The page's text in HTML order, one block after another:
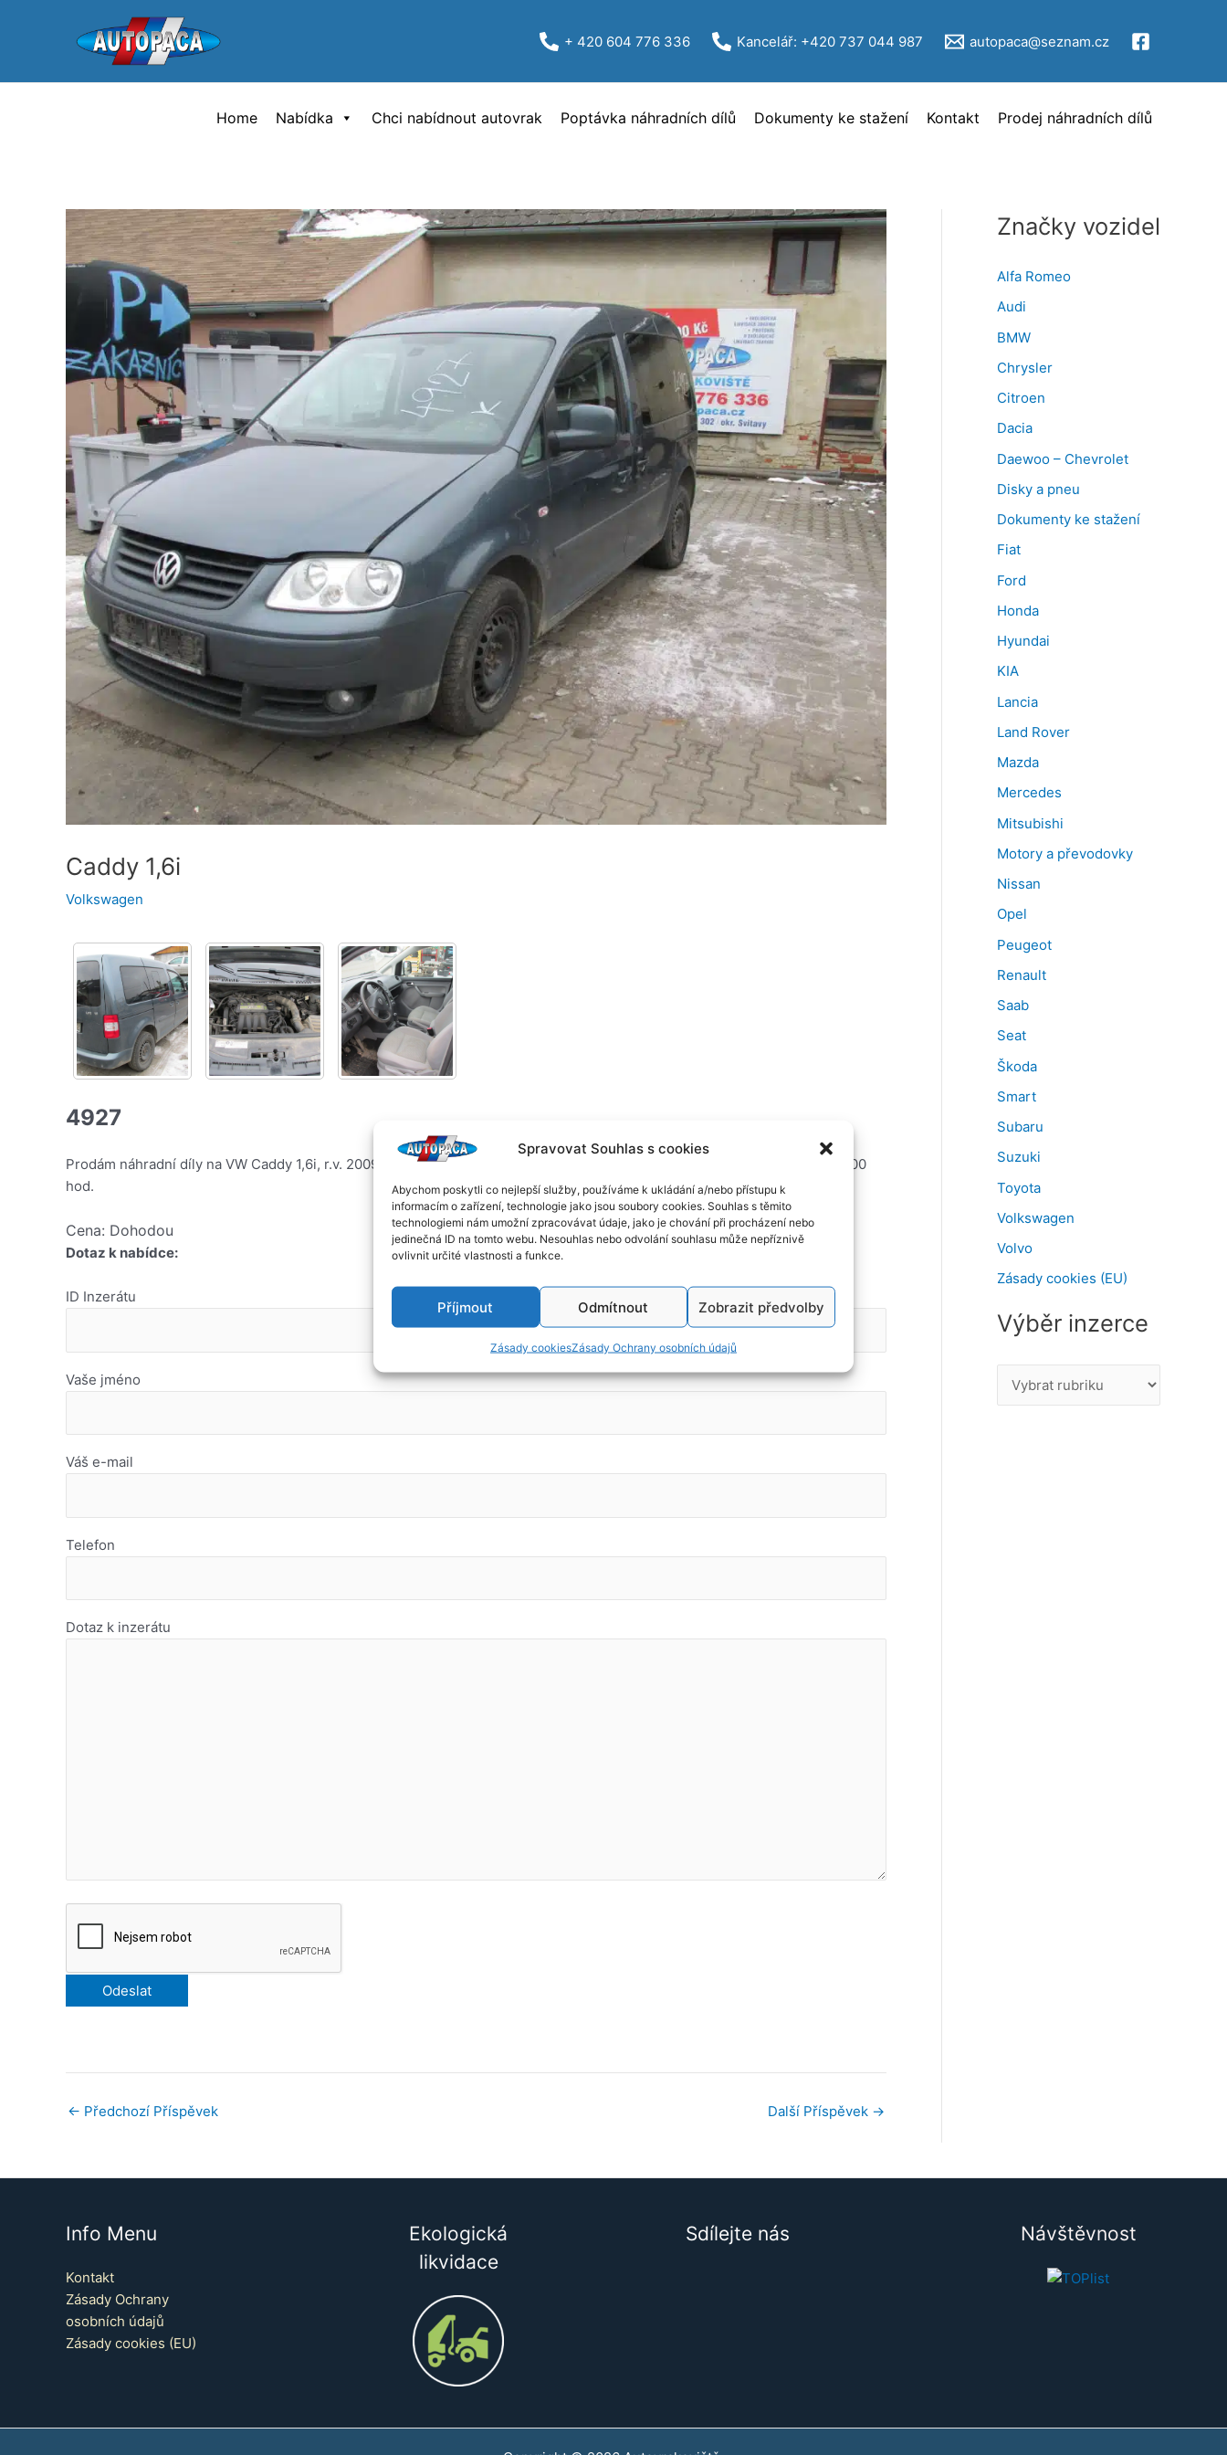
Spravovat Souhlas s cookies
Abychom poskytli co nejlepší služby, používáme k ukládání a/nebo přístupu k
informacím o zařízení, technologie jako jsou soubory cookies. Souhlas s těmito
technologiemi nám umožní zpracovávat údaje, jako je chování při procházení nebo
jedinečná ID na tomto webu. Nesouhlas nebo odvolání souhlasu může nepříznivě
ovlivnit určité vlastnosti a funkce.
Příjmout Odmítnout Zobrazit předvolby
Zásady cookiesZásady Ochrany osobních údajů
+ 420 604 776 336 Kancelář: +420 737 044 987 autopaca@seznam.cz
Home Nabídka Chci nabídnout autovrak Poptávka náhradních dílů Dokumenty ke stažení Kontakt Prodej náhradních dílů
Caddy 1,6i
Volkswagen
4927
Prodám náhradní díly na VW Caddy 1,6i, r.v. 2009, kód motoru: BSE (75kW). Volat pouze v pracovních dnech od 8:00 do 16:00
hod.
Cena: Dohodou
Dotaz k nabídce:
ID Inzerátu
Vaše jméno
Váš e-mail
Telefon
Dotaz k inzerátu
← Předchozí Příspěvek Další Příspěvek →
Značky vozidel
Alfa Romeo
Audi
BMW
Chrysler
Citroen
Dacia
Daewoo – Chevrolet
Disky a pneu
Dokumenty ke stažení
Fiat
Ford
Honda
Hyundai
KIA
Lancia
Land Rover
Mazda
Mercedes
Mitsubishi
Motory a převodovky
Nissan
Opel
Peugeot
Renault
Saab
Seat
Škoda
Smart
Subaru
Suzuki
Toyota
Volkswagen
Volvo
Zásady cookies (EU)
Výběr inzerce
ý
r
e
c
e
Info Menu
Kontakt
Zásady Ochrany
osobních údajů
Zásady cookies (EU)
Ekologická
likvidace
Sdílejte nás Návštěvnost